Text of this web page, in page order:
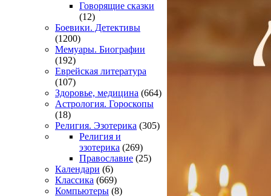
Говорящие сказки
(12)
Боевики. Детективы
(1200)
Мемуары. Биографии
(192)
Еврейская литература
(107)
Здоровье, медицина (664)
Астрология. Гороскопы
(18)
Религия. Эзотерика (305)
Религия и
эзотерика (269)
Православие (25)
Календари (6)
Классика (669)
Компьютеры (8)